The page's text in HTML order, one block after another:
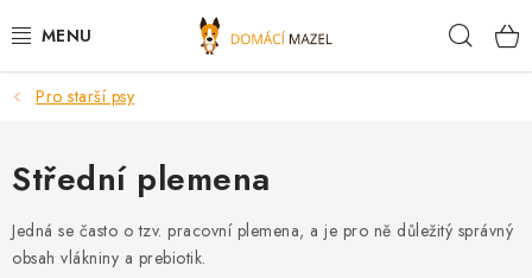
na
DOPORUČUJEME
VÝPRODEJ SKLADU
PSI
Pro starší psy
Střední plemena
Jedná se často o tzv. pracovní plemena, a je pro ně důležitý správný
obsah vlákniny a prebiotik.